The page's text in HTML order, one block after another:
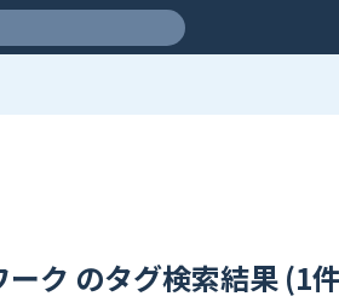
ク のタグ検索結果 (1